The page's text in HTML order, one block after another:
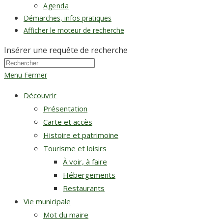
Agenda
Démarches, infos pratiques
Afficher le moteur de recherche
Insérer une requête de recherche
Menu Fermer
Découvrir
Présentation
Carte et accès
Histoire et patrimoine
Tourisme et loisirs
À voir, à faire
Hébergements
Restaurants
Vie municipale
Mot du maire